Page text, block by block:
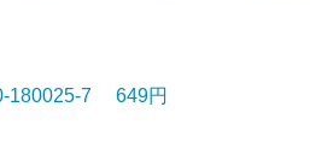
180025-7 649円